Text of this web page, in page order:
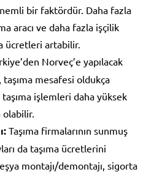
bir faktördür. Daha fazla
aracı ve daha fazla işçilik
ücretleri artabilir.
Norveç’e yapılacak
mesafesi oldukça
işlemleri daha yüksek
Taşıma firmalarının sunmuş
da taşıma ücretlerini
montajı/demontajı, sigorta